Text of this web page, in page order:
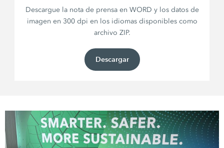
Descargue la nota de prensa en WORD y los datos de
imagen en 300 dpi en los idiomas disponibles como
archivo ZIP.
Descargar